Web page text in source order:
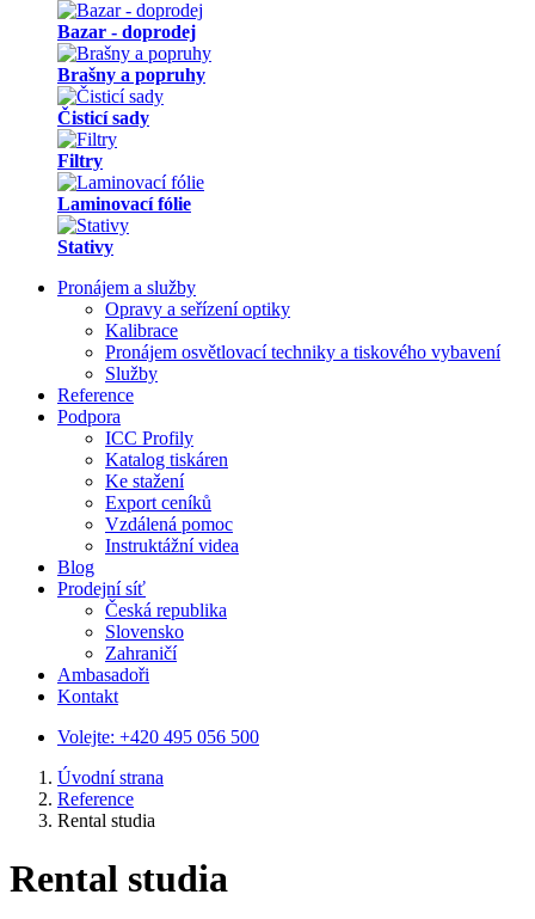
Bazar - doprodej
Brašny a popruhy
Čisticí sady
Filtry
Laminovací fólie
Stativy
Pronájem a služby
Opravy a seřízení optiky
Kalibrace
Pronájem osvětlovací techniky a tiskového vybavení
Služby
Reference
Podpora
ICC Profily
Katalog tiskáren
Ke stažení
Export ceníků
Vzdálená pomoc
Instruktážní videa
Blog
Prodejní síť
Česká republika
Slovensko
Zahraničí
Ambasadoři
Kontakt
Volejte: +420 495 056 500
Úvodní strana
Reference
Rental studia
Rental studia